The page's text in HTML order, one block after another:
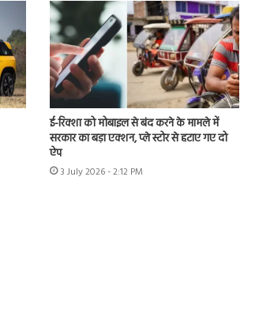
ई-रिक्शा को मोबाइल से बंद करने के मामले में
सरकार का बड़ा एक्शन, प्ले स्टोर से हटाए गए दो
ऐप
3 July 2026 - 2:12 PM